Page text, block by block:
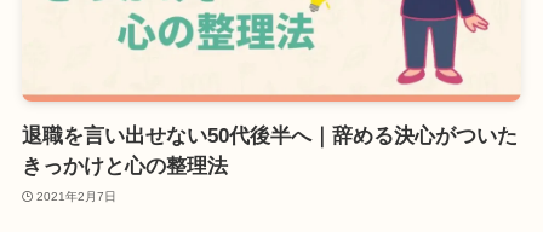
退職を言い出せない50代後半へ｜辞める決心がついた
きっかけと心の整理法
2021年2月7日